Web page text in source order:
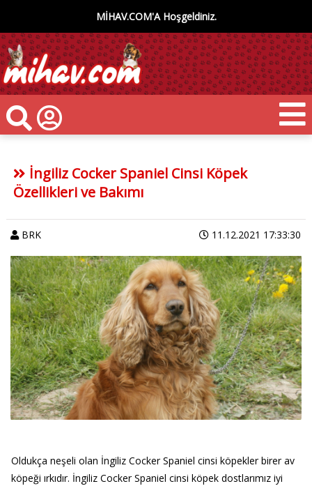
MİHAV.COM'A Hoşgeldiniz.
İngiliz Cocker Spaniel Cinsi Köpek
Özellikleri ve Bakımı
BRK 11.12.2021 17:33:30
Oldukça neşeli olan İngiliz Cocker Spaniel cinsi köpekler birer av
köpeği ırkıdır. İngiliz Cocker Spaniel cinsi köpek dostlarımız iyi